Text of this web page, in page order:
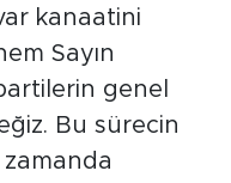
kanaatini
Sayın
genel
Bu sürecin
zamanda